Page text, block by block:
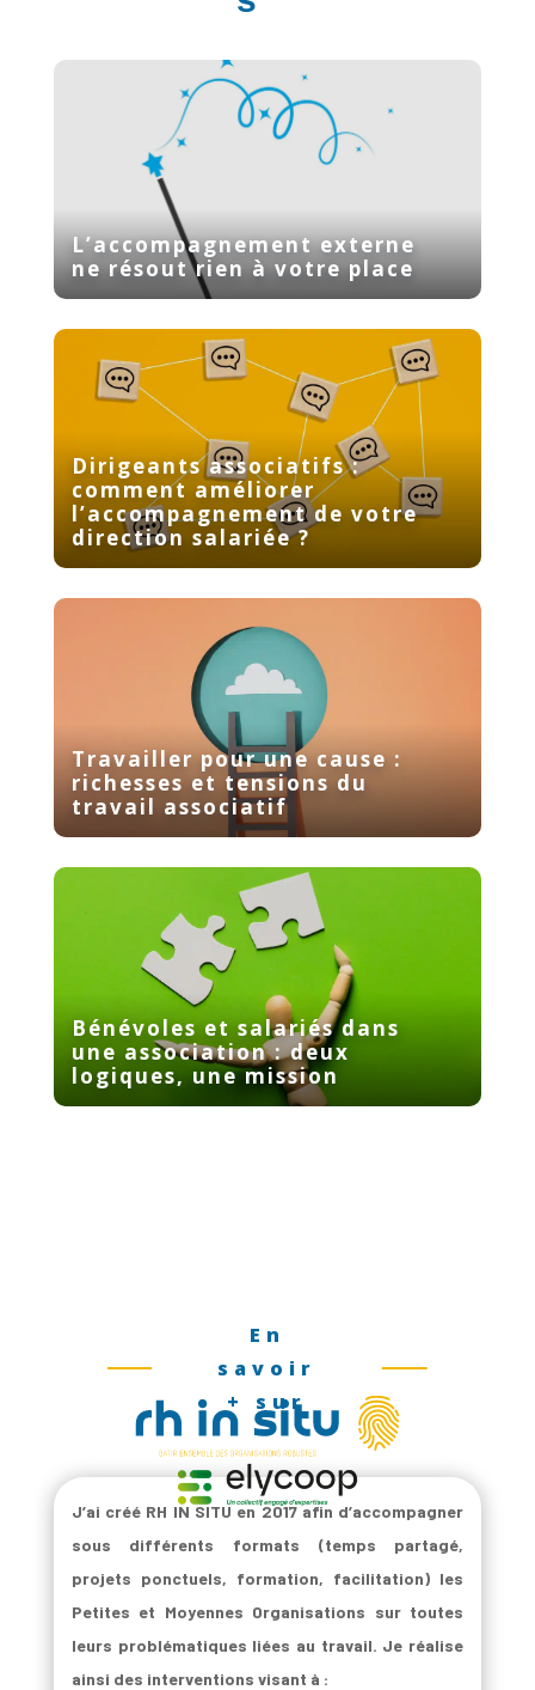
L’accompagnement externe
ne résout rien à votre place
Dirigeants associatifs :
comment améliorer
l’accompagnement de votre
direction salariée ?
Travailler pour une cause :
richesses et tensions du
travail associatif
Bénévoles et salariés dans
une association : deux
logiques, une mission
En
savoir
+ sur
J’ai créé RH IN SITU en 2017 afin d’accompagner
sous différents formats (temps partagé,
projets ponctuels, formation, facilitation) les
Petites et Moyennes Organisations sur toutes
leurs problématiques liées au travail. Je réalise
ainsi des interventions visant à :